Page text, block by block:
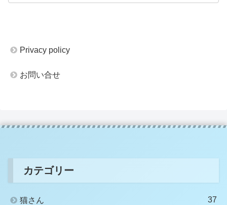
Privacy policy
お問い合せ
カテゴリー
猫さん 37